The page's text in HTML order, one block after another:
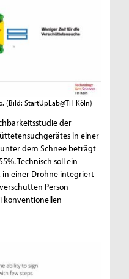
(Bild: StartUpLab@TH Köln)
der
in einer
dem Schnee beträgt
Technisch soll ein
einer Drohne integriert
Person
konventionellen